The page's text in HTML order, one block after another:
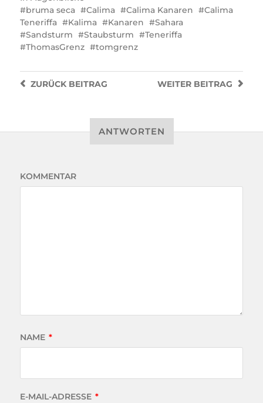
bruma seca
Calima Calima Kanaren
Calima
Teneriffa
Kalima Kanaren
Sahara
Sandsturm
Staubsturm
Teneriffa
ThomasGrenz
tomgrenz
WEITER BEITRAG
ZURÜCKBEITRAG
ANTWORTEN
KOMMENTAR
NAME *
E-MAIL-ADRESSE *